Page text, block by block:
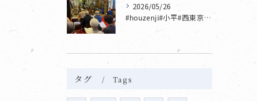
2026/05/26
#houzenji#小平#西東京市#東村山#立川市国分寺市寺...
タグ Tags